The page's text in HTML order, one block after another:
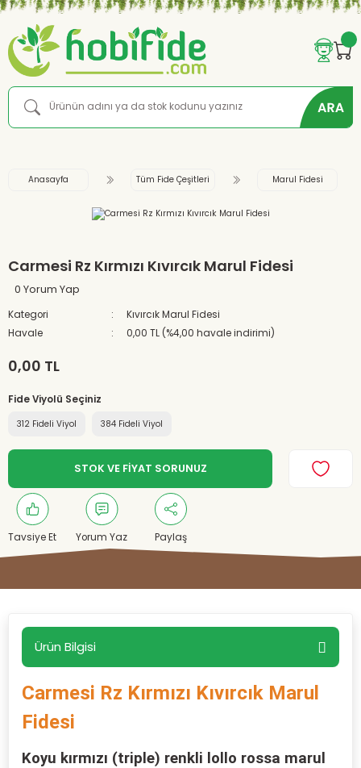
Anasayfa Tüm Fide Çeşitleri Marul Fidesi
Carmesi Rz Kırmızı Kıvırcık Marul Fidesi
0 Yorum Yap
Kategori
Kıvırcık Marul Fidesi
Havale
0,00 TL (%4,00 havale indirimi)
0,00 TL
Fide Viyolü Seçiniz
312 Fideli Viyol 384 Fideli Viyol
STOK VE FİYAT SORUNUZ
Tavsiye Et Yorum Yaz Paylaş
Ürün Bilgisi
Carmesi Rz Kırmızı Kıvırcık Marul
Fidesi
Koyu kırmızı (triple) renkli lollo rossa marul